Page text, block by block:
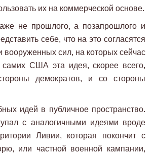
их на коммерческой основе.
не прошлого, а позапрошлого и
себе, что на это согласятся
вооруженных сил, на которых сейчас
США эта идея, скорее всего,
демократов, и со стороны
идей в публичное пространство.
с аналогичными идеями вроде
Ливии, которая покончит с
или частной военной кампании,